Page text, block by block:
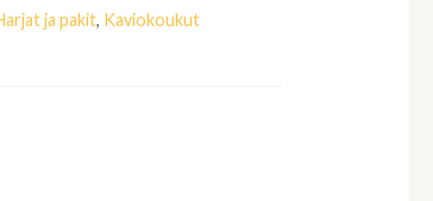
ja pakit, Kaviokoukut